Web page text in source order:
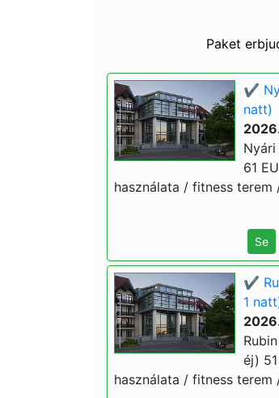
Paket
✔️
natt)
61
használata / fitness terem
Se
✔️
1
éj)
használata / fitness terem